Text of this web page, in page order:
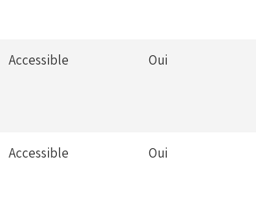
Accessible Oui
Accessible Oui